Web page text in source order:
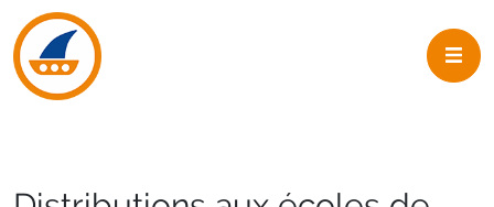
Skip to navigation
Skip to main content